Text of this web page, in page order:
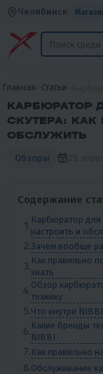
Челябинск
Главная Статьи
КАРБЮРАТОР
СКУТЕРА: КАК
ОБСЛУЖИТЬ
Обзоры
Содержание
Карбюратор для
настроить и
Зачем вообще
Как правильно
знать
Обзор
технику
Что внутри
Какие бренды
NIBBI
Как правильно
Обслуживание